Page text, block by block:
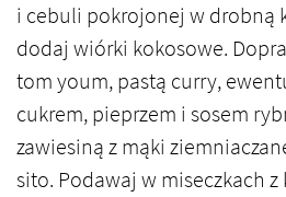
i cebuli pokrojonej w drobną
dodaj wiórki kokosowe.
tom youm, pastą curry,
cukrem, pieprzem i sosem
zawiesiną z mąki
sito. Podawaj w miseczkach z